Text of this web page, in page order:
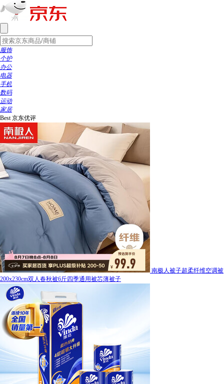
服饰
个护
办公
电器
手机
数码
运动
家居
Best 京东优评
南极人被子超柔纤维空调被
200x230cm双人春秋被6斤四季通用被芯薄被子